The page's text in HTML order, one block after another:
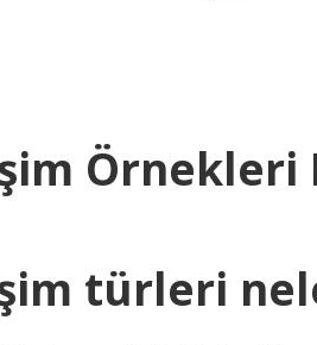
Örnekleri
türleri